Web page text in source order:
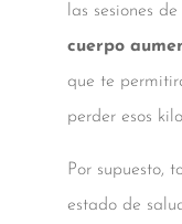
las sesiones
cuerpo
que te
perder esos
Por supuesto,
estado de